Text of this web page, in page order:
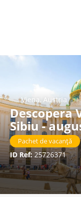
Viena, Austria
Descopera
Sibiu -
Pachet de vacanță
ID Ref: 25726371